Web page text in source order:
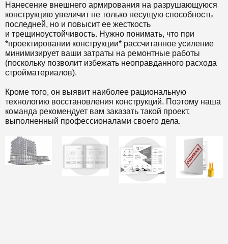
Нанесение внешнего армирования на разрушающуюся
конструкцию увеличит не только несущую способность
последней, но и повысит ее жесткость
и трещиноустойчивость. Нужно понимать, что при
*проектировании конструкции* рассчитанное усиление
минимизирует ваши затраты на ремонтные работы
(поскольку позволит избежать неоправданного расхода
стройматериалов).
Кроме того, он выявит наиболее рациональную
технологию восстановления конструкций. Поэтому наша
команда рекомендует вам заказать такой проект,
выполненный профессионалами своего дела.